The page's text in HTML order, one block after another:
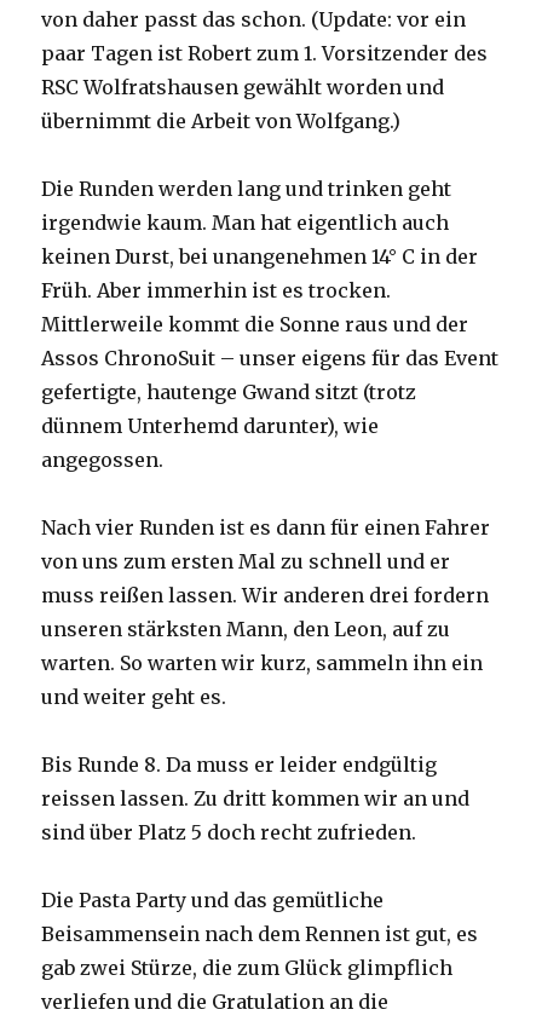
von daher passt das schon. (Update: vor ein
paar Tagen ist Robert zum 1. Vorsitzender des
RSC Wolfratshausen gewählt worden und
übernimmt die Arbeit von Wolfgang.)
Die Runden werden lang und trinken geht
irgendwie kaum. Man hat eigentlich auch
keinen Durst, bei unangenehmen 14° C in der
Früh. Aber immerhin ist es trocken.
Mittlerweile kommt die Sonne raus und der
Assos ChronoSuit – unser eigens für das Event
gefertigte, hautenge Gwand sitzt (trotz
dünnem Unterhemd darunter), wie
angegossen.
Nach vier Runden ist es dann für einen Fahrer
von uns zum ersten Mal zu schnell und er
muss reißen lassen. Wir anderen drei fordern
unseren stärksten Mann, den Leon, auf zu
warten. So warten wir kurz, sammeln ihn ein
und weiter geht es.
Bis Runde 8. Da muss er leider endgültig
reissen lassen. Zu dritt kommen wir an und
sind über Platz 5 doch recht zufrieden.
Die Pasta Party und das gemütliche
Beisammensein nach dem Rennen ist gut, es
gab zwei Stürze, die zum Glück glimpflich
verliefen und die Gratulation an die